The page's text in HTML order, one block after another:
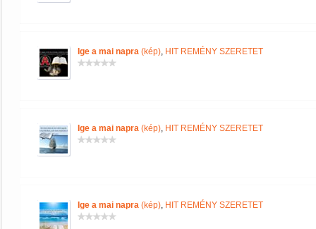
Ige a mai napra (kép), HIT REMÉNY SZERETET
Ige a mai napra (kép), HIT REMÉNY SZERETET
Ige a mai napra (kép), HIT REMÉNY SZERETET